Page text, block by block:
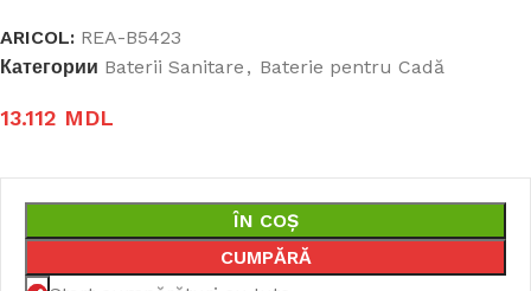
ARICOL: REA-B5423
Категории Baterii Sanitare , Baterie pentru Cadă
13.112 MDL
ÎN COȘ
CUMPĂRĂ